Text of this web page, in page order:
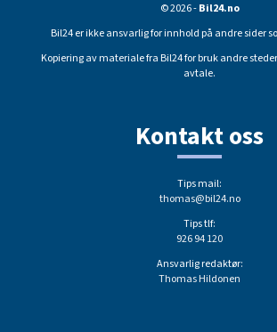
© 2026 -Bil24.no
Bil24 er ikke ansvarlig for innhold på andre sider
Kopiering av materiale fra Bil24 for bruk andre
avtale.
Kontakt oss
Tips mail:
thomas@bil24.no
Tips tlf:
926 94 120
Ansvarlig redaktør:
Thomas Hildonen